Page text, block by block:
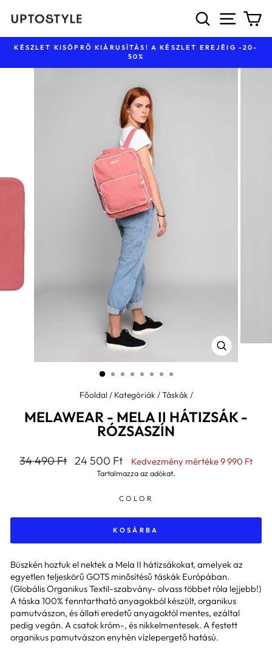
KERESÉS
Diavetítés
KÉSZLET KISÖPRŐ KIÁRUSÍTÁS! A KÉSZLET EREJÉIG -20-
50%
BEZÁR
(ESC)
Főoldal / Kategóriák /Táskák /
MELAWEAR - MELA II HÁTIZSÁK -
RÓZSASZÍN
Általános
34 490 Ft
Kedvezményes
24 500 Ft Kedvezmény mértéke9 990 Ft
Tartalmazza az adókat.
COLOR
KOSÁRBA
Büszkén hoztuk el nektek a Mela II hátizsákokat, amelyek az
egyetlen teljeskörű GOTS minősítésű táskák Európában.
(Globális Organikus Textil-szabvány- olvass többet róla lejjebb!)
A táska 100% fenntartható anyagokból készült, organikus
pamutvászon, és állati eredetű anyagoktól mentes, ezáltal
pedig vegán. A csatok króm-, és nikkelmentesek. A festett
organikus pamutvászon enyhén vízlepergető hatású.